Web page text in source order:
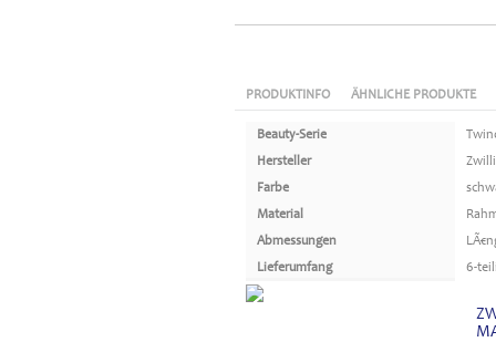
PRODUKTINFO ÄHNLICHE PRODUKTE
Beauty-Serie
Hersteller
Farbe
Material
Abmessungen
Lieferumfang
6-